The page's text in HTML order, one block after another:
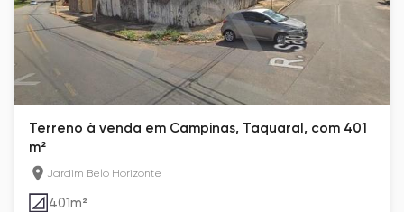
Terreno à venda em Campinas, Taquaral, com 401
m²
Jardim Belo Horizonte
401m²